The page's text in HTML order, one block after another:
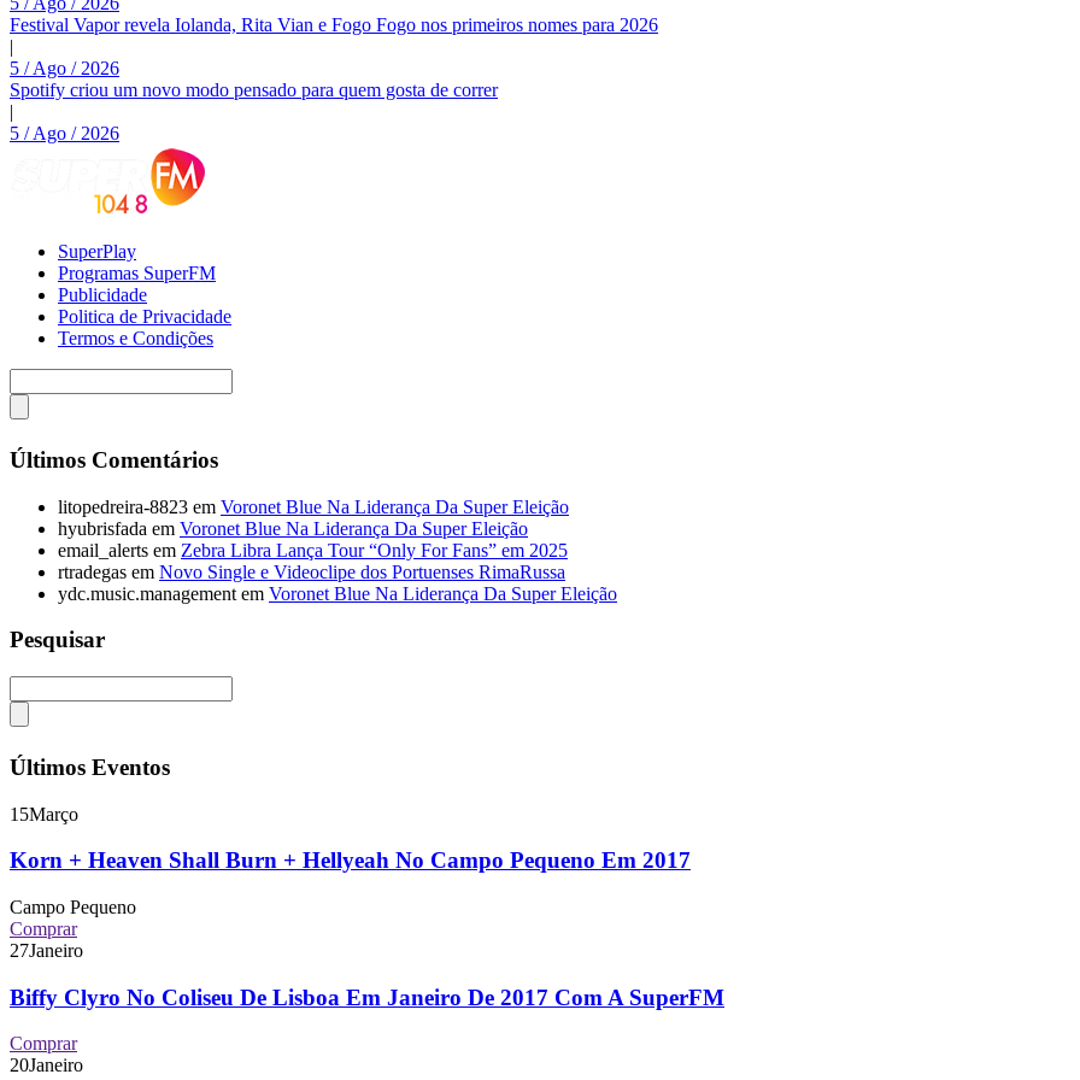
Festival Vapor revela Iolanda, Rita Vian e Fogo Fogo nos primeiros nomes para 2026
|
5 / Ago / 2026
Spotify criou um novo modo pensado para quem gosta de correr
|
5 / Ago / 2026
SuperPlay
Programas SuperFM
Publicidade
Politica de Privacidade
Termos e Condições
Últimos Comentários
litopedreira-8823 em Voronet Blue Na Liderança Da Super Eleição
hyubrisfada em Voronet Blue Na Liderança Da Super Eleição
email_alerts em Zebra Libra Lança Tour “Only For Fans” em 2025
rtradegas em Novo Single e Videoclipe dos Portuenses RimaRussa
ydc.music.management em Voronet Blue Na Liderança Da Super Eleição
Pesquisar
Últimos Eventos
15Março
Korn + Heaven Shall Burn + Hellyeah No Campo Pequeno Em 2017
Campo Pequeno
Comprar
27Janeiro
Biffy Clyro No Coliseu De Lisboa Em Janeiro De 2017 Com A SuperFM
Comprar
20Janeiro